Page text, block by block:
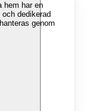
hem har en
dedikerad
genom